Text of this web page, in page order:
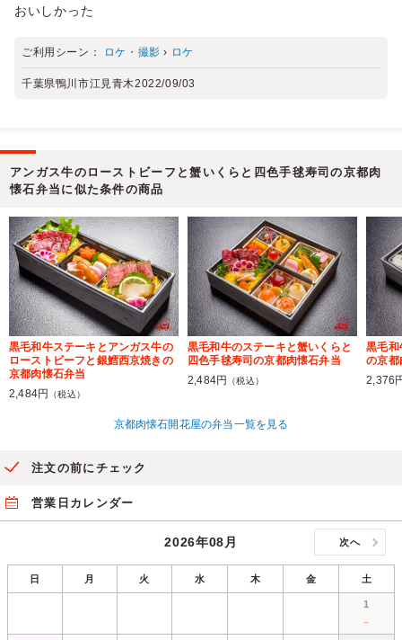
おいしかった
ご利用シーン： ロケ・撮影 › ロケ
千葉県鴨川市江見青木2022/09/03
アンガス牛のローストビーフと蟹いくらと四色手毬寿司の京都肉
懐石弁当に似た条件の商品
黒毛和牛ステーキとアンガス牛の
ローストビーフと銀鱈西京焼きの
京都肉懐石弁当
2,484円
（税込）
黒毛和牛のステーキと蟹いくらと
四色手毬寿司の京都肉懐石弁当
2,484円
（税込）
黒毛和
の京都
2,376
京都肉懐石開花屋の弁当一覧を見る
注文の前にチェック
営業日カレンダー
2026年08月 次へ
日 月 火 水 木 金 土
1
－